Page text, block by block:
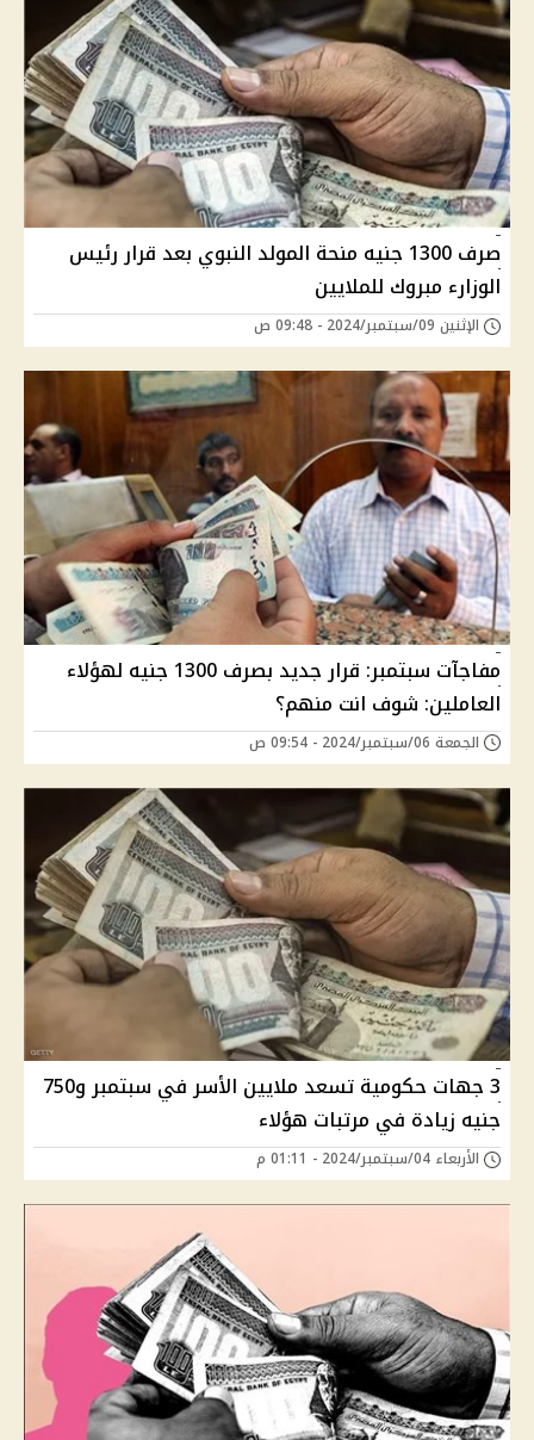
صرف 1300 جنيه منحة المولد النبوي بعد قرار رئيس
الوزارء مبروك للملايين
الإثنين 09/سبتمبر/2024 - 09:48 ص
مفاجآت سبتمبر: قرار جديد بصرف 1300 جنيه لهؤلاء
العاملين: شوف انت منهم؟
الجمعة 06/سبتمبر/2024 - 09:54 ص
3 جهات حكومية تسعد ملايين الأسر في سبتمبر و750
جنيه زيادة في مرتبات هؤلاء
الأربعاء 04/سبتمبر/2024 - 01:11 م